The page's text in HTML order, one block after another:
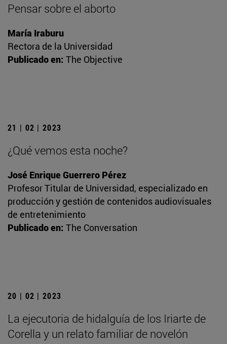
Pensar sobre el aborto
María Iraburu
Rectora de la Universidad
Publicado en: The Objective
21 | 02 | 2023
¿Qué vemos esta noche?
José Enrique Guerrero Pérez
Profesor Titular de Universidad, especializado en
producción y gestión de contenidos audiovisuales
de entretenimiento
Publicado en: The Conversation
20 | 02 | 2023
La ejecutoria de hidalguía de los Iriarte de
Corella y un relato familiar de novelón